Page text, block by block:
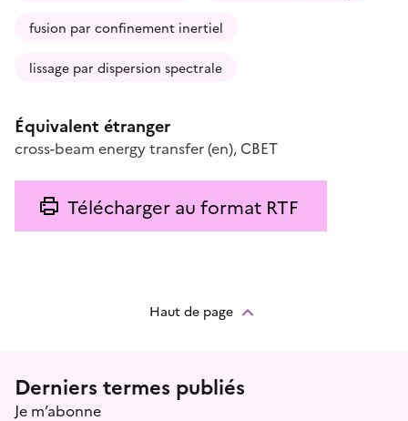
fusion par confinement inertiel
lissage par dispersion spectrale
Équivalent étranger
cross-beam energy transfer(en), CBET
Télécharger au format RTF
Haut de page
Menu prefooter
Derniers termes publiés
Je m’abonne